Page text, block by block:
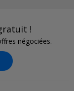
!
négociées.